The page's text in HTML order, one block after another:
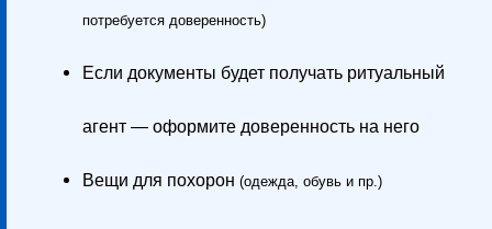
потребуется доверенность)
Если документы будет получать ритуальный
агент — оформите доверенность на него
Вещи для похорон(одежда, обувь и пр.)